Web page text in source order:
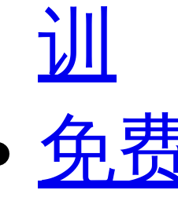
训
免